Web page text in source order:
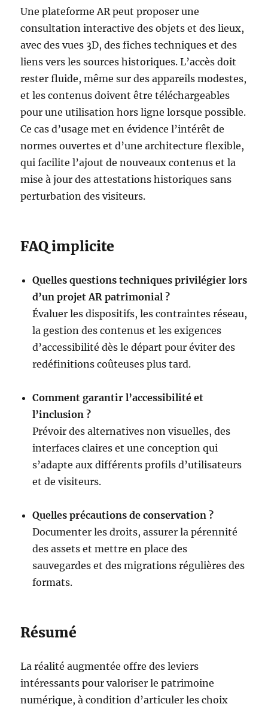
Une plateforme AR peut proposer une
consultation interactive des objets et des lieux,
avec des vues 3D, des fiches techniques et des
liens vers les sources historiques. L’accès doit
rester fluide, même sur des appareils modestes,
et les contenus doivent être téléchargeables
pour une utilisation hors ligne lorsque possible.
Ce cas d’usage met en évidence l’intérêt de
normes ouvertes et d’une architecture flexible,
qui facilite l’ajout de nouveaux contenus et la
mise à jour des attestations historiques sans
perturbation des visiteurs.
FAQ implicite
Quelles questions techniques privilégier lors
d’un projet AR patrimonial ?
Évaluer les dispositifs, les contraintes réseau,
la gestion des contenus et les exigences
d’accessibilité dès le départ pour éviter des
redéfinitions coûteuses plus tard.
Comment garantir l’accessibilité et
l’inclusion ?
Prévoir des alternatives non visuelles, des
interfaces claires et une conception qui
s’adapte aux différents profils d’utilisateurs
et de visiteurs.
Quelles précautions de conservation ?
Documenter les droits, assurer la pérennité
des assets et mettre en place des
sauvegardes et des migrations régulières des
formats.
Résumé
La réalité augmentée offre des leviers
intéressants pour valoriser le patrimoine
numérique, à condition d’articuler les choix